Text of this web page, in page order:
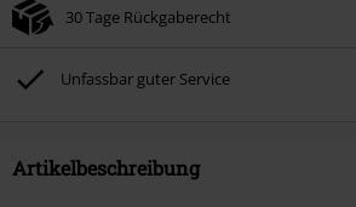
Nicht mit anderen Aktionscodes kombinierbar. Von
Böhse Onkelz, Broilers, Die Ärzte, Die Toten
Artikel, die einen Spendenbeitrag beinhalten.
30 Tage Rückgaberecht
Unfassbar guter Service
Artikelbeschreibung